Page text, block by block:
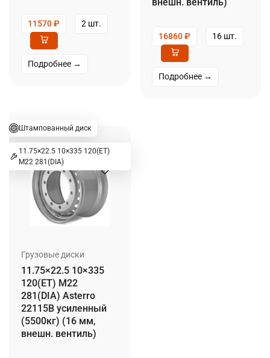
11570₽ 2 шт.
Подробнее →
16860₽ 16 шт.
Подробнее →
Штампованный диск
11.75×22.5 10×335 120(ET)
M22 281(DIA)
Грузовые диски
11.75×22.5 10×335
120(ET) M22
281(DIA) Asterro
22115B усиленный
(5500кг) (16 мм,
внешн. вентиль)